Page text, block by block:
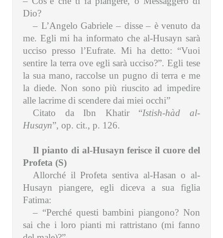
Dio?
– L’Angelo Gabriele – disse – è venuto da
me. Egli mi ha informato che al-Husayn sarà
ucciso presso l’Eufrate. Mi ha detto: “Vuoi
sentire la terra ove egli sarà ucciso?”. Egli tese
la sua mano, raccolse un pugno di terra e me
la diede. Non sono più riuscito ad impedire
alle lacrime di scendere dai miei occhi”
Citato da Ibn Khatir “Istish-hàd al-
Husayn”, op. cit., p. 126.
Il pianto di al-Husayn ferisce il cuore del
Profeta (S)
Allorché il Profeta sentiva al-Hasan o al-
Husayn piangere, egli diceva a sua figlia
Fatima:
– “Perché questi bambini piangono? Non
sai che i loro pianti mi rattristano (mi fanno